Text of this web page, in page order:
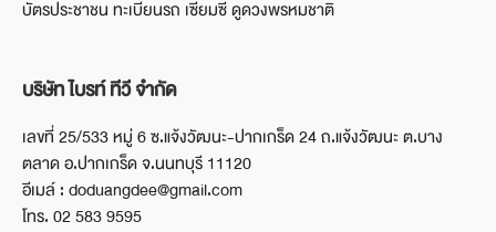
บัตรประชาชน ทะเบียนรถ เซียมซี ดูดวงพรหมชาติ
บริษัท ไบรท์ ทีวี จำกัด
เลขที่ 25/533 หมู่ 6 ซ.แจ้งวัฒนะ-ปากเกร็ด 24 ถ.แจ้งวัฒนะ ต.บาง
ตลาด อ.ปากเกร็ด จ.นนทบุรี 11120
อีเมล์ : doduangdee@gmail.com
โทร. 02 583 9595